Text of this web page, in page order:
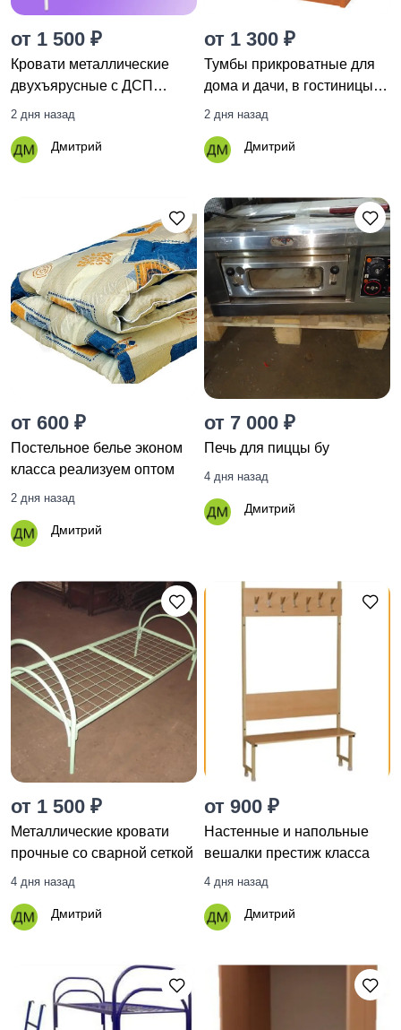
от 1 500 ₽
Кровати металлические
двухъярусные с ДСП
спинками
2 дня назад
Дмитрий
от 1 300 ₽
Тумбы прикроватные для
дома и дачи, в гостиницы,
хостелы, лагеря, больницы
2 дня назад
Дмитрий
от 600 ₽
Постельное белье эконом
класса реализуем оптом
2 дня назад
Дмитрий
от 7 000 ₽
Печь для пиццы бу
4 дня назад
Дмитрий
от 1 500 ₽
Металлические кровати
прочные со сварной сеткой
4 дня назад
Дмитрий
от 900 ₽
Настенные и напольные
вешалки престиж класса
4 дня назад
Дмитрий